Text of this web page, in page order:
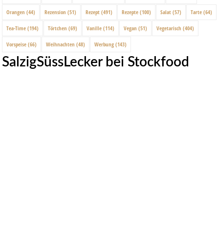
Orangen (44) Rezension (51) Rezept (491) Rezepte (100) Salat (57) Tarte (64)
Tea-Time (194) Törtchen (69) Vanille (114) Vegan (51) Vegetarisch (404)
Vorspeise (66) Weihnachten (48) Werbung (143)
SalzigSüssLecker bei Stockfood